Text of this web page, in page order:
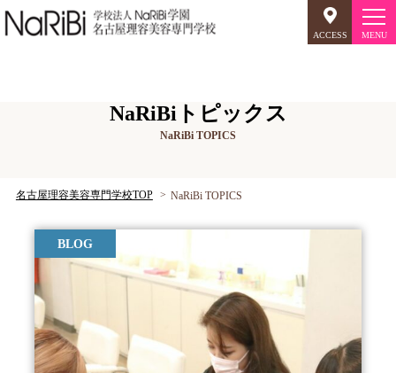
ACCESS
オープンキャンパス
NaRiBiのミリョク
キャンパスライフ
入学案内
就職について
NaRiBiトピックス
NaRiBi TOPICS
名古屋理容美容専門学校TOP NaRiBi TOPICS
BLOG